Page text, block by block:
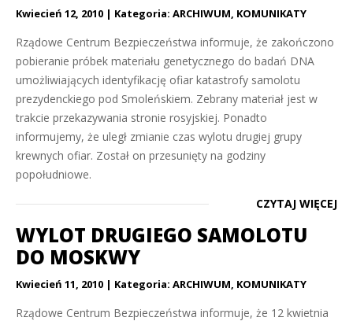
Kwiecień 12, 2010 Kategoria: ARCHIWUM, KOMUNIKATY
Rządowe Centrum Bezpieczeństwa informuje, że zakończono
pobieranie próbek materiału genetycznego do badań DNA
umożliwiających identyfikację ofiar katastrofy samolotu
prezydenckiego pod Smoleńskiem. Zebrany materiał jest w
trakcie przekazywania stronie rosyjskiej. Ponadto
informujemy, że uległ zmianie czas wylotu drugiej grupy
krewnych ofiar. Został on przesunięty na godziny
popołudniowe.
CZYTAJ WIĘCEJ
WYLOT DRUGIEGO SAMOLOTU
DO MOSKWY
Kwiecień 11, 2010 Kategoria: ARCHIWUM, KOMUNIKATY
Rządowe Centrum Bezpieczeństwa informuje, że 12 kwietnia